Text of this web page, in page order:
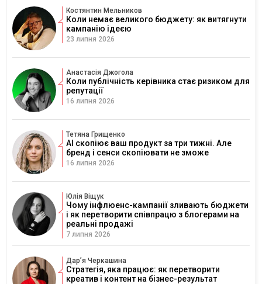
Костянтин Мельников
Коли немає великого бюджету: як витягнути
кампанію ідеєю
23 липня 2026
Анастасія Джогола
Коли публічність керівника стає ризиком для
репутації
16 липня 2026
Тетяна Грищенко
AI скопіює ваш продукт за три тижні. Але
бренд і сенси скопіювати не зможе
16 липня 2026
Юлія Віщук
Чому інфлюенс-кампанії зливають бюджети
і як перетворити співпрацю з блогерами на
реальні продажі
7 липня 2026
Дарʼя Черкашина
Стратегія, яка працює: як перетворити
креатив і контент на бізнес-результат